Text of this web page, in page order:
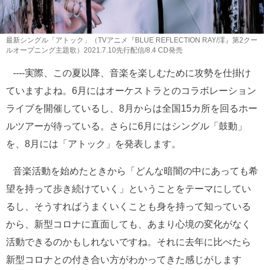
最新シングル「アトック」（TVアニメ『BLUE REFLECTION RAY/澪』第2クー
ルオープニング主題歌）2021.7.10先行配信/8.4 CD発売
----実際、この夏以降、音楽を楽しむために攻勢を仕掛け
ていますよね。6月にはオーケストラとのコラボレーション
ライブを開催しているし、8月からは全国15カ所を回るホー
ルツアーが待っている。さらに6月にはシングル「鼓動」
を、8月には「アトック」を発表します。
音楽活動を始めたときから「どんな暗闇の中にあっても希
望を持って歩き続けていく」ということをテーマにしてい
るし、そうすればうまくいくことも身を持って知っている
から、新型コロナに直面しても、あまり心境の変化がなく
活動できるのかもしれないですね。それに去年に比べたら
新型コロナとの付き合い方がわかってきた感じがします